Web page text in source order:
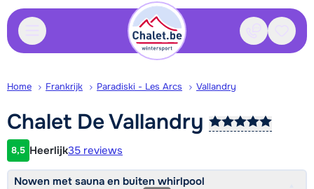
Contact
Home Frankrijk Paradiski - Les Arcs Vallandry
Chalet DeVallandry
Klantwaardering
8,5 Heerlijk35 reviews
Nowen met sauna en buiten whirlpool